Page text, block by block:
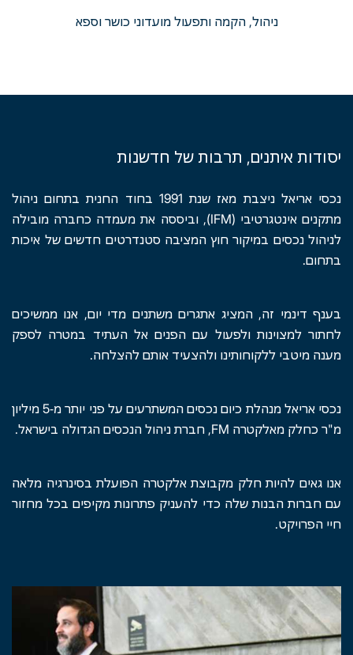
ניהול, הקמה ותפעול מועדוני כושר וספא
יסודות איתנים, תרבות של חדשנות
נכסי אריאל ניצבת מאז שנת 1991 בחוד החנית בתחום ניהול
מתקנים אינטגרטיבי (IFM), וביססה את מעמדה כחברה מובילה
לניהול נכסים במיקור חוץ המציבה סטנדרטים חדשים של איכות
בתחום.
בענף דינמי זה, המציג אתגרים משתנים מדי יום, אנו ממשיכים
לחתור למצוינות ולפעול עם הפנים אל העתיד במטרה לספק
מענה מיטבי ללקוחותינו ולהצעיד אותם להצלחה.
נכסי אריאל מנהלת כיום נכסים המשתרעים על פני יותר מ-5 מיליון
מ"ר כחלק מאלקטרה FM, חברת ניהול הנכסים הגדולה בישראל.
אנו גאים להיות חלק מקבוצת אלקטרה הפועלת בסינרגיה מלאה
עם חברות הבנות שלה כדי להעניק פתרונות מקיפים בכל מחזור
חיי הפרויקט.